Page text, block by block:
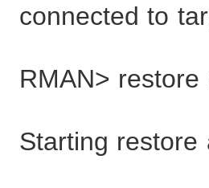
connected to
RMAN>
Starting restore